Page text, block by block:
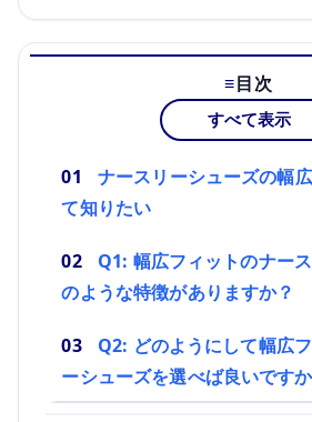
目次
すべて表示
ナースリーシューズの幅
て知りたい
Q1: 幅広フィットのナー
のような特徴がありますか？
Q2: どのようにして幅広
ーシューズを選べば良いです